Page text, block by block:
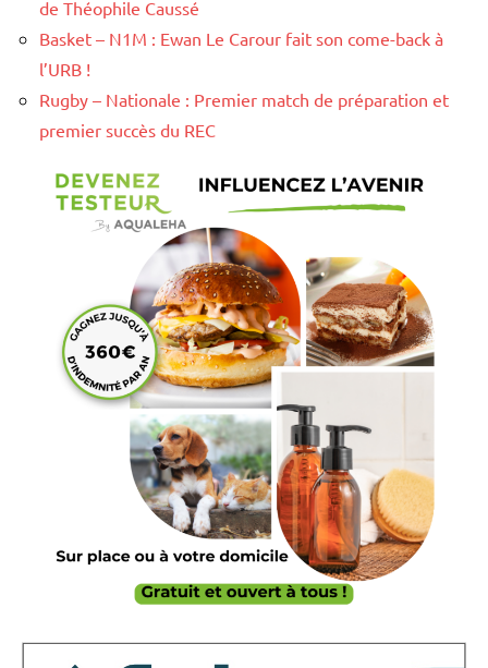
de Théophile Caussé
Basket – N1M : Ewan Le Carour fait son come-back à
l’URB !
Rugby – Nationale : Premier match de préparation et
premier succès du REC